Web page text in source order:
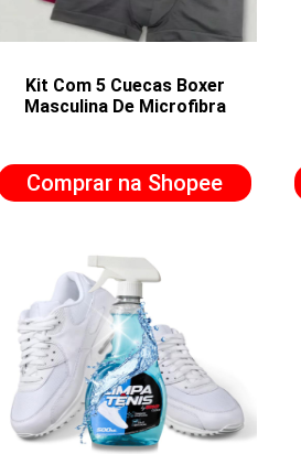
Kit Com 5 Cuecas Boxer
Masculina De Microfibra
Comprar na Shopee